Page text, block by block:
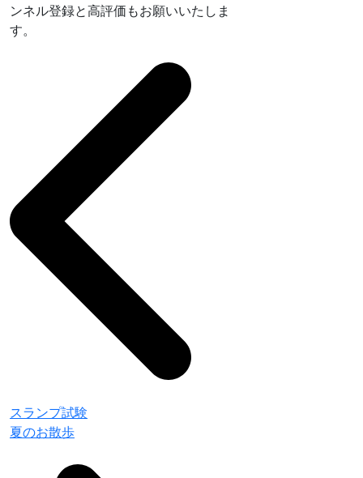
ンネル登録と高評価もお願いいたしま
す。
スランプ試験
夏のお散歩